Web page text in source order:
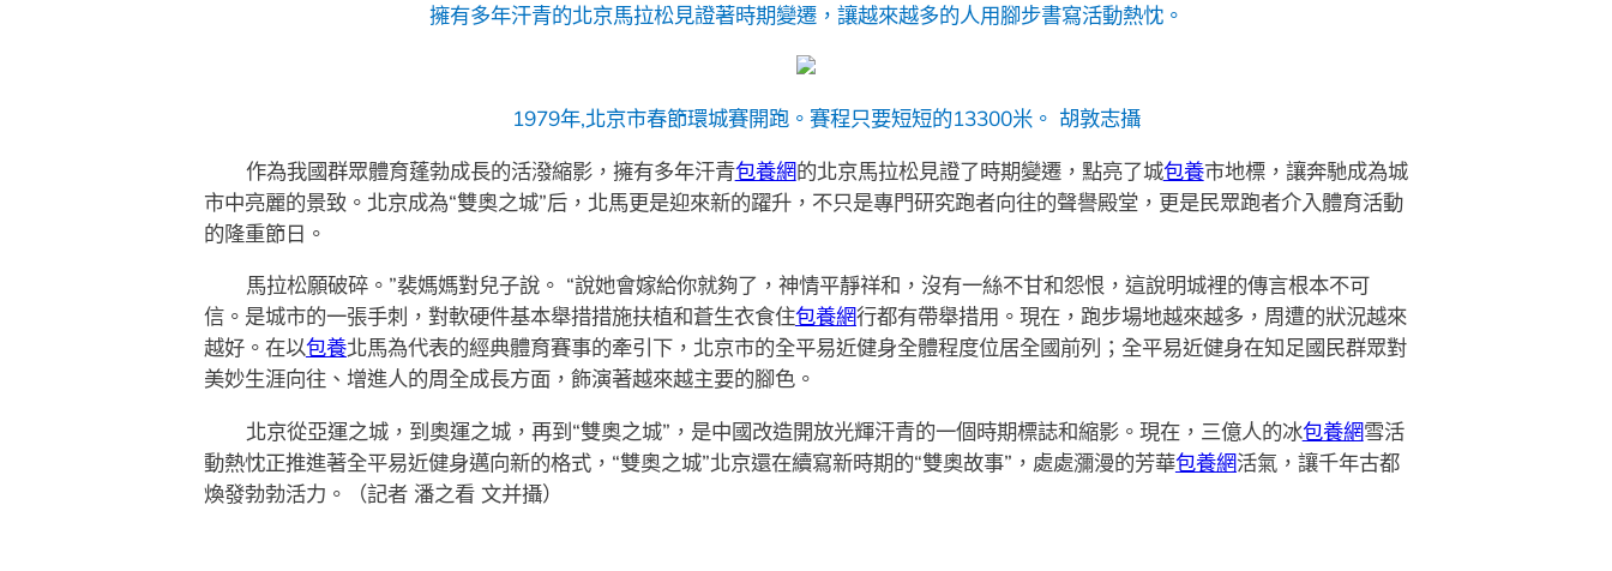
擁有多年汗青的北京馬拉松見證著時期變遷，讓越來越多的人用腳步書寫活動熱忱。
1979年,北京市春節環城賽開跑。賽程只要短短的13300米。 胡敦志攝
作為我國群眾體育蓬勃成長的活潑縮影，擁有多年汗青包養網的北京馬拉松見證了時期變遷，點亮了城包養市地標，讓奔馳成為城
市中亮麗的景致。北京成為“雙奧之城”后，北馬更是迎來新的躍升，不只是專門研究跑者向往的聲譽殿堂，更是民眾跑者介入體育活動
的隆重節日。
馬拉松願破碎。”裴媽媽對兒子說。 “說她會嫁給你就夠了，神情平靜祥和，沒有一絲不甘和怨恨，這說明城裡的傳言根本不可
信。是城市的一張手刺，對軟硬件基本舉措措施扶植和蒼生衣食住包養網行都有帶舉措用。現在，跑步場地越來越多，周遭的狀況越來
越好。在以包養北馬為代表的經典體育賽事的牽引下，北京市的全平易近健身全體程度位居全國前列；全平易近健身在知足國民群眾對
美妙生涯向往、增進人的周全成長方面，飾演著越來越主要的腳色。
北京從亞運之城，到奧運之城，再到“雙奧之城”，是中國改造開放光輝汗青的一個時期標誌和縮影。現在，三億人的冰包養網雪活
動熱忱正推進著全平易近健身邁向新的格式，“雙奧之城”北京還在續寫新時期的“雙奧故事”，處處瀰漫的芳華包養網活氣，讓千年古都
煥發勃勃活力。（記者 潘之看 文并攝）